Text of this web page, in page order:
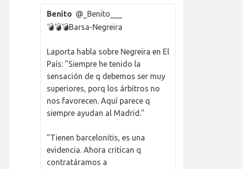
Benito @_Benito___
💣💣💣Barsa-Negreira
Laporta habla sobre Negreira en El
País: "Siempre he tenido la
sensación de q debemos ser muy
superiores, porq los árbitros no
nos favorecen. Aquí parece q
siempre ayudan al Madrid."
"Tienen barcelonitis, es una
evidencia. Ahora critican q
contratáramos a